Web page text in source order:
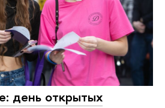
день открытых